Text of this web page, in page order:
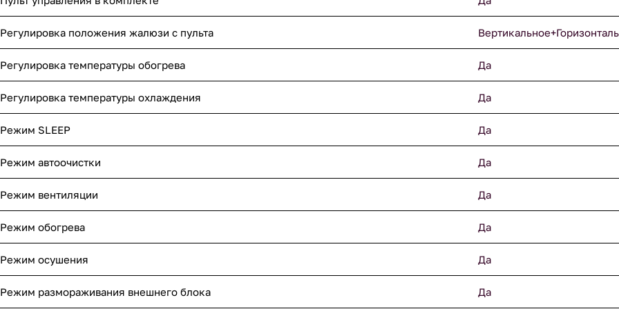
Регулировка положения жалюзи с пульта
Регулировка температуры обогрева Да
Регулировка температуры охлаждения Да
Режим SLEEP Да
Режим автоочистки Да
Режим вентиляции Да
Режим обогрева Да
Режим осушения Да
Режим размораживания внешнего блока Да